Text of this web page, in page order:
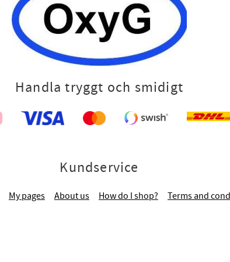
Handla tryggt och smidigt
Kundservice
My pages About us How do I shop?
Terms and